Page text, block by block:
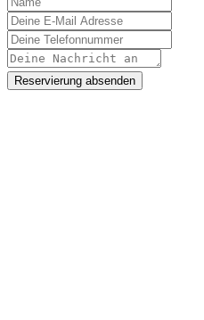
Reservierung absenden